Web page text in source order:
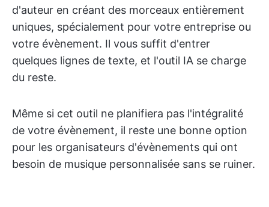
d'auteur en créant des morceaux entièrement
uniques, spécialement pour votre entreprise ou
votre évènement. Il vous suffit d'entrer
quelques lignes de texte, et l'outil IA se charge
du reste.
Même si cet outil ne planifiera pas l'intégralité
de votre évènement, il reste une bonne option
pour les organisateurs d'évènements qui ont
besoin de musique personnalisée sans se ruiner.